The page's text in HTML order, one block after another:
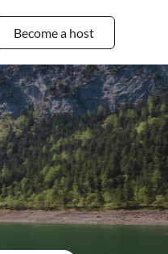
Become a host